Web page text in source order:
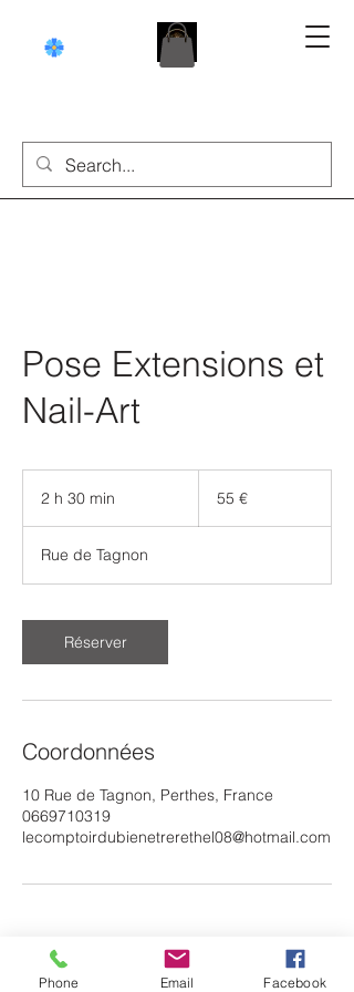
Pose Extensions et
Nail-Art
2 h 30 min
0
m
n
55 €
Rue de Tagnon
Réserver
Coordonnées
10 Rue de Tagnon, Perthes, France
0669710319
lecomptoirdubienetrerethel08@hotmail.com
Phone Email Facebook